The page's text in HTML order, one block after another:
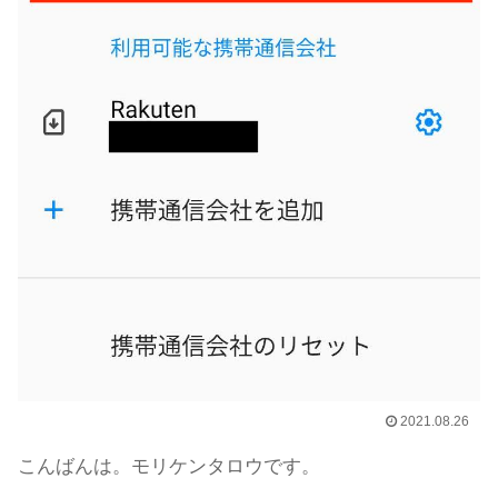
2021.08.26
こんばんは。モリケンタロウです。